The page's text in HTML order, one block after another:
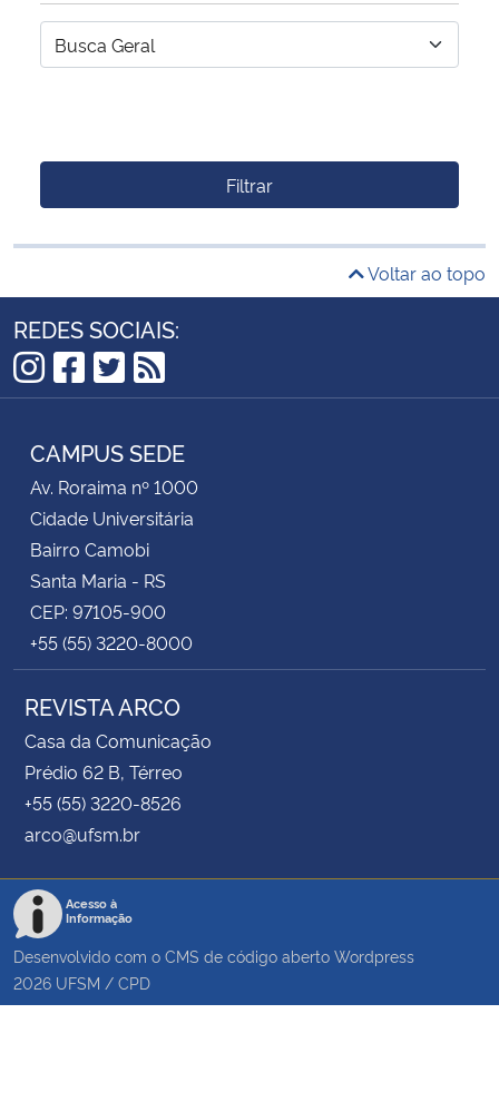
Filtrar
Voltar ao topo
REDES SOCIAIS:
Instagram
Facebook
Twitter
RSS
CAMPUS SEDE
Av. Roraima nº 1000
Cidade Universitária
Bairro Camobi
Santa Maria - RS
CEP: 97105-900
+55 (55) 3220-8000
REVISTA ARCO
Casa da Comunicação
Prédio 62 B, Térreo
+55 (55) 3220-8526
arco@ufsm.br
Acesso à
Informação
Desenvolvido com o CMS de código aberto Wordpress
2026 UFSM / CPD